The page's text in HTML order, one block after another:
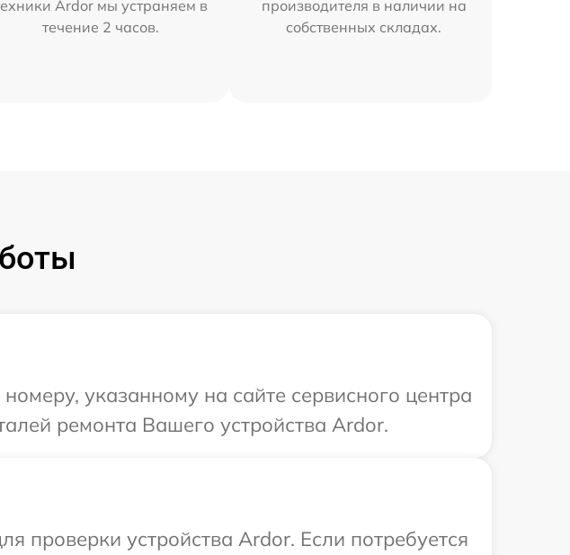
Ardor мы устраняем в
течение 2 часов.
производителя в наличии на
собственных складах.
указанному на сайте сервисного центра
ремонта Вашего устройства Ardor.
проверки устройства Ardor. Если потребуется